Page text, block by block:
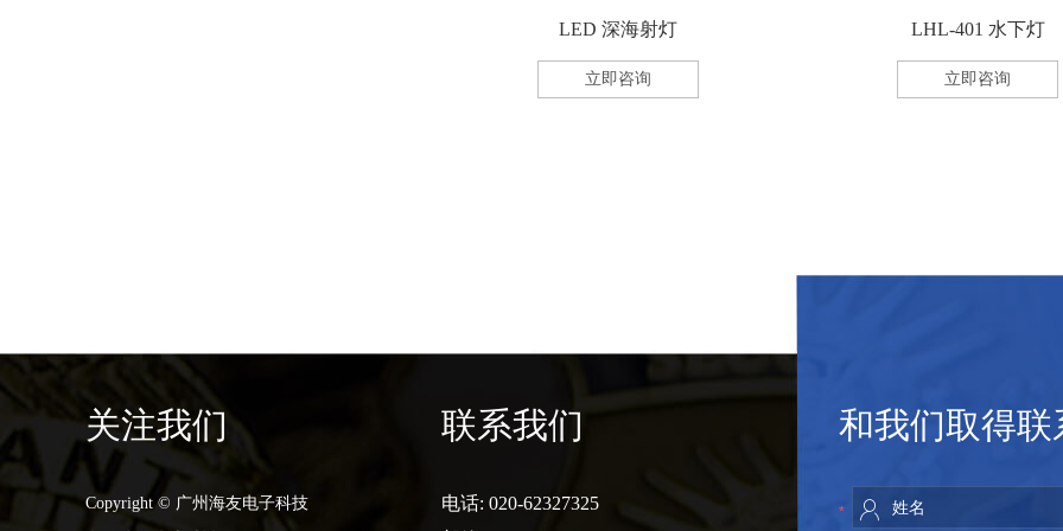
LED 深海射灯
立即咨询
LHL-401 水下灯
立即咨询
关注我们
Copyright © 广州海友电子科技
联系我们
电话: 020-62327325
和我们取得联
*